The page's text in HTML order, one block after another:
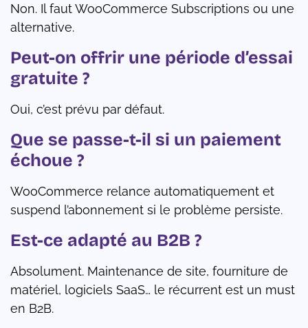
Non. Il faut WooCommerce Subscriptions ou une
alternative.
Peut-on offrir une période d’essai
gratuite ?
Oui, c’est prévu par défaut.
Que se passe-t-il si un paiement
échoue ?
WooCommerce relance automatiquement et
suspend l’abonnement si le problème persiste.
Est-ce adapté au B2B ?
Absolument. Maintenance de site, fourniture de
matériel, logiciels SaaS… le récurrent est un must
en B2B.